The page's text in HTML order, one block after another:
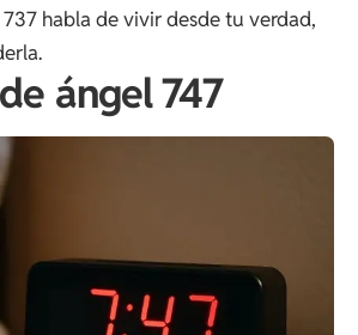
habla de vivir desde tu verdad,
ángel 747